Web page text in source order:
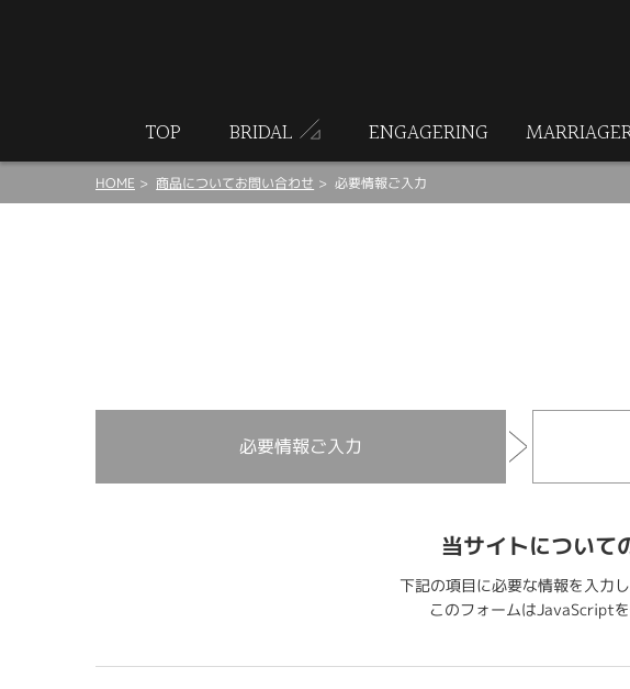
TOP BRIDAL ENGAGERING
HOME 商品についてお問い合わせ 必要情報ご入力
必要情報ご入力
当サイトについて
下記の項目に必要な情報を入力
このフォームはJavaScript